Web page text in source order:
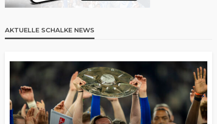
AKTUELLE SCHALKE NEWS